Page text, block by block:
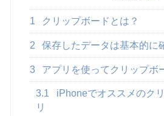
1 クリップボードとは？
2 保存したデータは基本的に
3 アプリを使ってクリップボ
3.1
iPhoneでオススメのク
リ